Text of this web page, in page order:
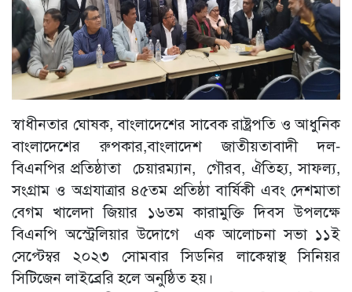
স্বাধীনতার ঘোষক, বাংলাদেশের সাবেক রাষ্ট্রপতি ও আধুনিক
বাংলাদেশের রুপকার,বাংলাদেশ জাতীয়তাবাদী দল-
বিএনপির প্রতিষ্ঠাতা চেয়ারম্যান, গৌরব, ঐতিহ্য, সাফল্য,
সংগ্রাম ও অগ্রযাত্রার ৪৫তম প্রতিষ্ঠা বার্ষিকী এবং দেশমাতা
বেগম খালেদা জিয়ার ১৬তম কারামুক্তি দিবস উপলক্ষে
বিএনপি অস্ট্রেলিয়ার উদোগে এক আলোচনা সভা ১১ই
সেপ্টেম্বর ২০২৩ সোমবার সিডনির লাকেম্বাস্থ সিনিয়র
সিটিজেন লাইব্রেরি হলে অনুষ্ঠিত হয়।